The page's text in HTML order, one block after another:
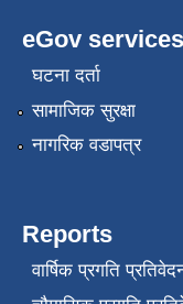
eGov services
घटना दर्ता
सामाजिक सुरक्षा
नागरिक वडापत्र
Reports
वार्षिक प्रगति